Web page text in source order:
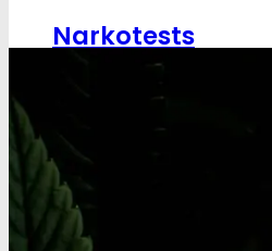
Narkotests
Kokain renhedhedstest
Crack renhedhedstest
Kokain blandingsmiddel test